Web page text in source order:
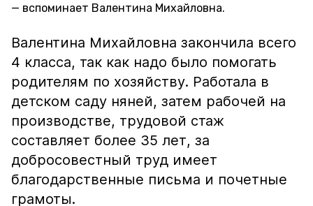
вспоминает Валентина Михайловна.
Валентина Михайловна закончила всего
4 класса, так как надо было помогать
родителям по хозяйству. Работала в
детском саду няней, затем рабочей на
производстве, трудовой стаж
составляет более 35 лет, за
добросовестный труд имеет
благодарственные письма и почетные
грамоты.